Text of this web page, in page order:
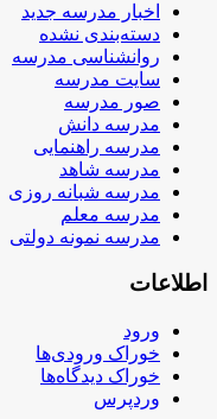
اخبار مدرسه جدید
دسته‌بندی نشده
روانشناسی مدرسه
سایت مدرسه
صور مدرسه
مدرسه دانش
مدرسه راهنمایی
مدرسه شاهد
مدرسه شبانه روزی
مدرسه معلم
مدرسه نمونه دولتی
اطلاعات
ورود
خوراک ورودی‌ها
خوراک دیدگاه‌ها
وردپرس